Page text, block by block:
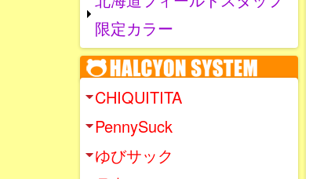
限定カラー
CHIQUITITA
PennySuck
ゆびサック